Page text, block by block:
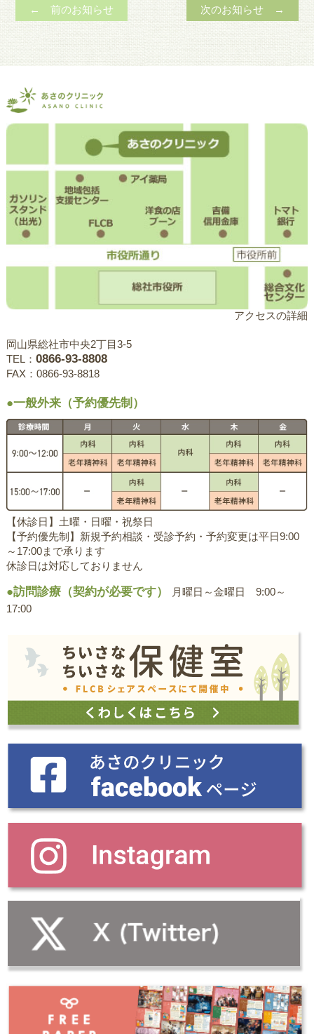
← 前のお知らせ 次のお知らせ →
アクセスの詳細
岡山県総社市中央2丁目3-5
TEL： 0866-93-8808
FAX：0866-93-8818
●一般外来（予約優先制）
【休診日】土曜・日曜・祝祭日
【予約優先制】新規予約相談・受診予約・予約変更は平日9:00
～17:00まで承ります
休診日は対応しておりません
●訪問診療（契約が必要です）
月曜日～金曜日 9:00～
17:00